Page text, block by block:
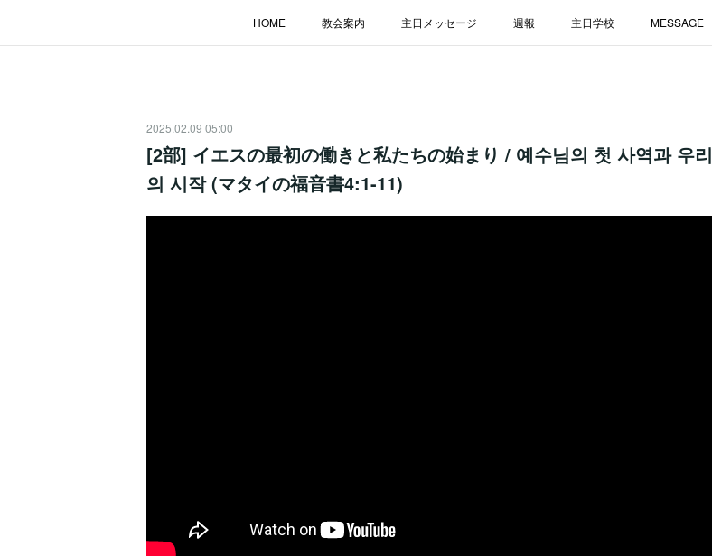
HOME 教会案内 主日メッセージ 週報 主日学校 MESSAGE
2025.02.09 05:00
[2部] イエスの最初の働きと私たちの始まり / 예수님의 첫 사역과 우리
의 시작 (マタイの福音書4:1-11)